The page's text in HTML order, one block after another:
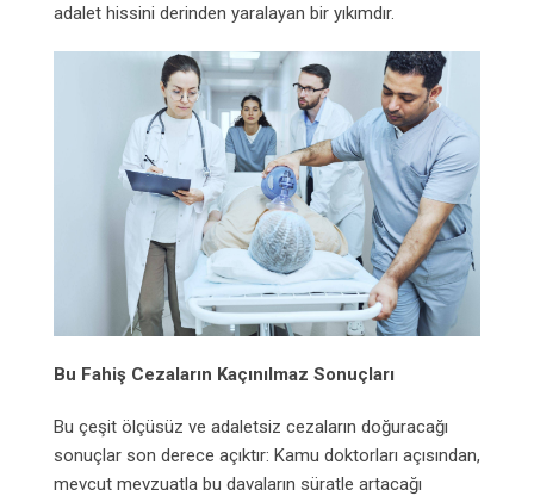
adalet hissini derinden yaralayan bir yıkımdır.
Bu Fahiş Cezaların Kaçınılmaz Sonuçları
Bu çeşit ölçüsüz ve adaletsiz cezaların doğuracağı
sonuçlar son derece açıktır: Kamu doktorları açısından,
mevcut mevzuatla bu davaların süratle artacağı